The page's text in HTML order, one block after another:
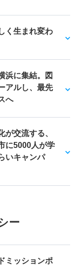
く生まれ変わ
浜に集結。図
アルし、最先
へ
が交流する、
に5000人が学
いキャンパ
ー
ミッションポ